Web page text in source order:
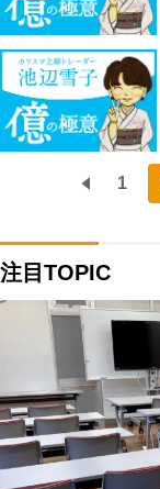
1
注目TOPIC